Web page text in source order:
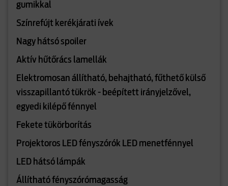
gumikkal
Színrefújt kerékjárati ívek
Nagy hátsó spoiler
Aktív hűtőrács lamellák
Elektromosan állítható, behajtható, fűthető külső
visszapillantó tükrök - beépített irányjelzővel,
egyedi kilépő fénnyel
Fekete tükörborítás
Projektoros LED fényszórók LED menetfénnyel
LED hátsó lámpák
Állítható fényszórómagasság